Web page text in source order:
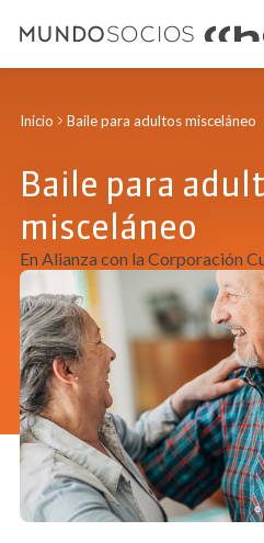
Inicio Baile para adultos misceláneo
Baile para
misceláneo
En Alianza con la Corporación